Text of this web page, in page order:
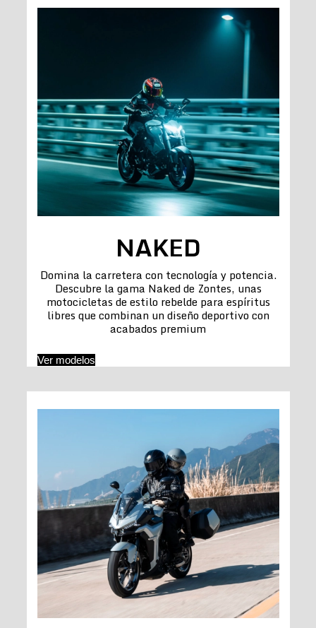
NAKED
Domina la carretera con tecnología y potencia.
Descubre la gama Naked de Zontes, unas
motocicletas de estilo rebelde para espíritus
libres que combinan un diseño deportivo con
acabados premium
Ver modelos